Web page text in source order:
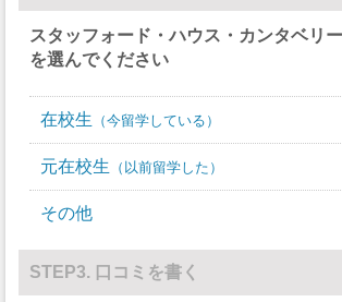
スタッフォード・ハウス・カンタベリ
を選んでください
在校生 今留学している
元在校生 以前留学した
その他
STEP3. 口コミを書く